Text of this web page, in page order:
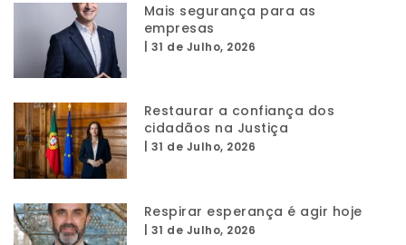
Mais segurança para as
empresas
31 de Julho, 2026
Restaurar a confiança dos
cidadãos na Justiça
31 de Julho, 2026
Respirar esperança é agir hoje
31 de Julho, 2026